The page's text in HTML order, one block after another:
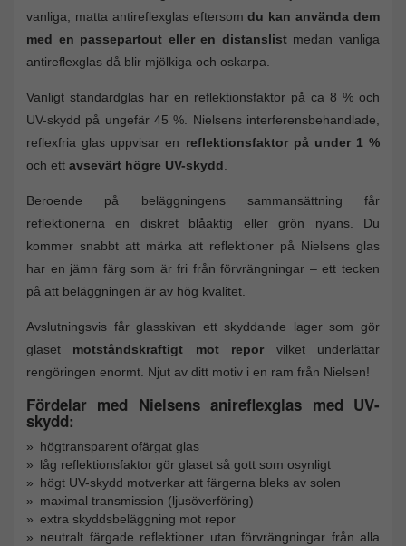
vanliga, matta antireflexglas eftersomdu kan använda dem
med en passepartout eller en distanslistmedan vanliga
antireflexglas då blir mjölkiga och oskarpa.
Vanligt standardglas har en reflektionsfaktor på ca 8 % och
UV-skydd på ungefär 45 %. Nielsens interferensbehandlade,
reflexfria glas uppvisar en reflektionsfaktor på under 1 %
och ett avsevärt högre UV-skydd.
Beroende på beläggningens sammansättning får
reflektionerna en diskret blåaktig eller grön nyans. Du
kommer snabbt att märka att reflektioner på Nielsens glas
har en jämn färg som är fri från förvrängningar – ett tecken
på att beläggningen är av hög kvalitet.
Avslutningsvis får glasskivan ett skyddande lager som gör
glaset motståndskraftigt mot repor vilket underlättar
rengöringen enormt. Njut av ditt motiv i en ram från Nielsen!
Fördelar med Nielsens anireflexglas med UV-
skydd:
högtransparent ofärgat glas
låg reflektionsfaktor gör glaset så gott som osynligt
högt UV-skydd motverkar att färgerna bleks av solen
maximal transmission (ljusöverföring)
extra skyddsbeläggning mot repor
neutralt färgade reflektioner utan förvrängningar från alla